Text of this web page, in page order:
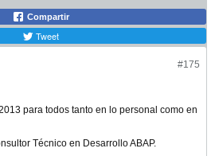
Compartir
Tweet
#175
para todos tanto en lo personal como en
Técnico en Desarrollo ABAP.